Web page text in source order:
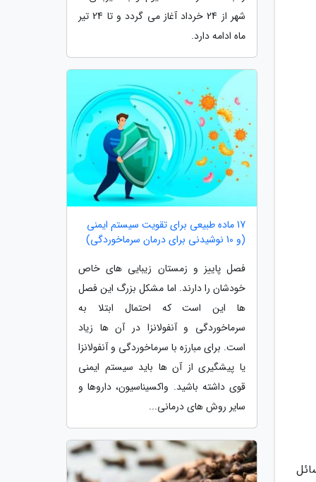
شهر از 24 خرداد آغاز می گردد و تا 24 تیر
ماه ادامه دارد.
17 ماده طبیعی برای تقویت سیستم ایمنی
(و 10 نوشیدنی برای درمان سرماخوردگی)
فصل پاییز و زمستان زیبایی های خاص
خودشان را دارند. اما مشکل بزرگ این فصل
ها این است که احتمال ابتلا به
سرماخوردگی و آنفولانزا در آن ها زیاد
است. برای مبارزه با سرماخوردگی و آنفولانزا
یا پیشگیری از آن ها باید سیستم ایمنی
قوی داشته باشید. واکسیناسیون، داروها و
سایر روش های درمانی...